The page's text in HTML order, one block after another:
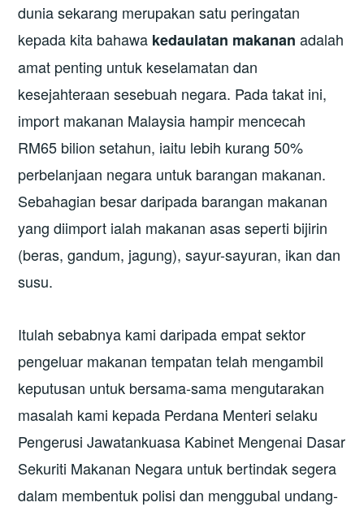
dunia sekarang merupakan satu peringatan
kepada kita bahawa kedaulatan makanan adalah
amat penting untuk keselamatan dan
kesejahteraan sesebuah negara. Pada takat ini,
import makanan Malaysia hampir mencecah
RM65 bilion setahun, iaitu lebih kurang 50%
perbelanjaan negara untuk barangan makanan.
Sebahagian besar daripada barangan makanan
yang diimport ialah makanan asas seperti bijirin
(beras, gandum, jagung), sayur-sayuran, ikan dan
susu.
Itulah sebabnya kami daripada empat sektor
pengeluar makanan tempatan telah mengambil
keputusan untuk bersama-sama mengutarakan
masalah kami kepada Perdana Menteri selaku
Pengerusi Jawatankuasa Kabinet Mengenai Dasar
Sekuriti Makanan Negara untuk bertindak segera
dalam membentuk polisi dan menggubal undang-